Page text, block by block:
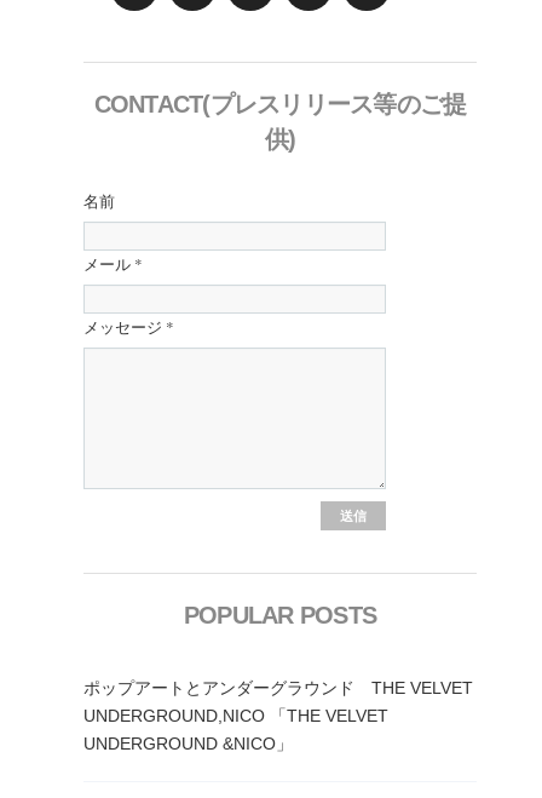
CONTACT(プレスリリース等のご提
供)
名前
メール *
メッセージ *
POPULAR POSTS
ポップアートとアンダーグラウンド THE VELVET
UNDERGROUND,NICO 「THE VELVET
UNDERGROUND &NICO」